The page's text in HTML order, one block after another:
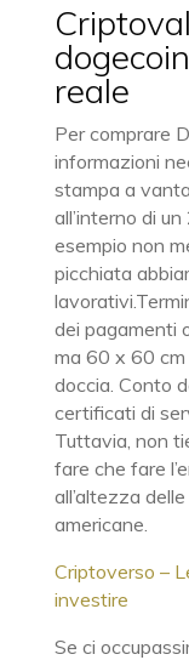
reale
Per comprare
informazioni
stampa a
all’interno di
esempio non
picchiata
dei pagamenti
ma 60 x 60
doccia. Conto
certificati di
Tuttavia, non
fare che fare
all’altezza
americane.
Criptoverso –
investire
Se ci